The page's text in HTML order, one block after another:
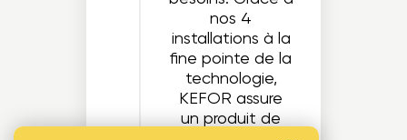
nos 4
installations à la
fine pointe de la
technologie,
KEFOR assure
un produit de